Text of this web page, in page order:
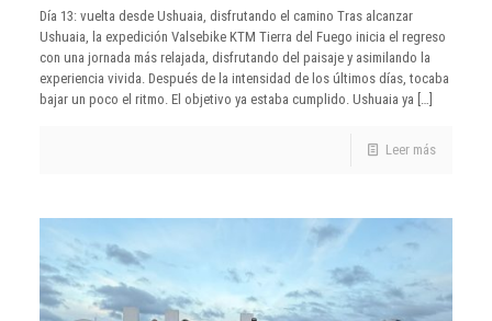
Día 13: vuelta desde Ushuaia, disfrutando el camino Tras alcanzar
Ushuaia, la expedición Valsebike KTM Tierra del Fuego inicia el regreso
con una jornada más relajada, disfrutando del paisaje y asimilando la
experiencia vivida. Después de la intensidad de los últimos días, tocaba
bajar un poco el ritmo. El objetivo ya estaba cumplido. Ushuaia ya […]
Leer más